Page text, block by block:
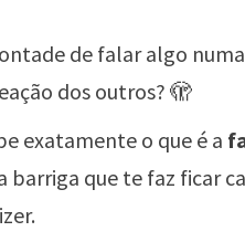
de falar algo
dos outros? 🫣
exatamente o que é a
barriga que te faz ficar